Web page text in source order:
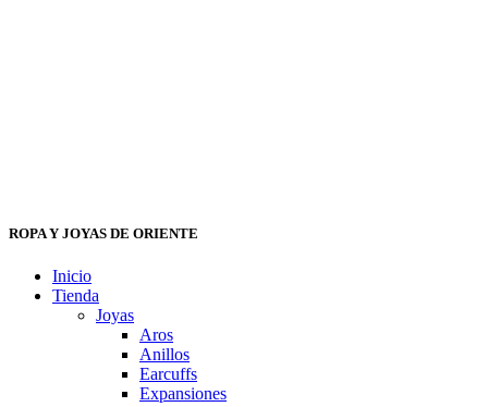
ROPA Y JOYAS DE ORIENTE
Inicio
Tienda
Joyas
Aros
Anillos
Earcuffs
Expansiones